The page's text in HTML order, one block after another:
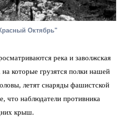
Октябрь"
река и заволжская
которые грузятся полки нашей
летят снаряды фашистской
что наблюдатели противника
крыш.